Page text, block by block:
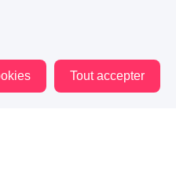
Tout accepter